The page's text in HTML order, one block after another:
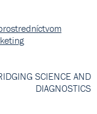
SCIENCE AND
DIAGNOSTICS